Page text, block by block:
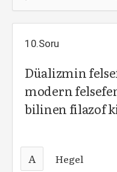
10.Soru
Düalizmin
modern
bilinen filazof
A Hegel